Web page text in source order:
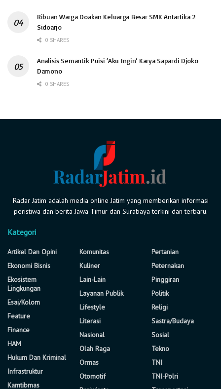
Ribuan Warga Doakan Keluarga Besar SMK Antartika 2
Sidoarjo
0 SHARES
Analisis Semantik Puisi ‘Aku Ingin’ Karya Sapardi Djoko
Damono
0 SHARES
Radar Jatim adalah media online Jatim yang memberikan informasi
peristiwa dan berita Jawa Timur dan Surabaya terkini dan terbaru.
Kategori
Artikel Dan Opini
Ekonomi Bisnis
Ekosistem
Lingkungan
Esai/Kolom
Feature
Finance
HAM
Hukum Dan Kriminal
Infrastruktur
Kamtibmas
Komunitas
Kuliner
Lain-Lain
Layanan Publik
Lifestyle
Literasi
Nasional
Olah Raga
Ormas
Otomotif
Pertanian
Peternakan
Pinggiran
Politik
Religi
Sastra/Budaya
Sosial
Tekno
TNI
TNI-Polri